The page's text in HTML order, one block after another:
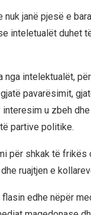
janë pjesë e
inteletualët duhet
nga intelektualët,
pavarësimit,
u zbeh
partive politike.
për shkak të
ruajtjen e
edhe nëpër